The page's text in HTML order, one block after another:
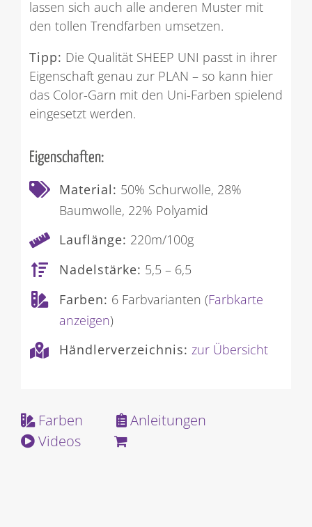
lassen sich auch alle anderen Muster mit
den tollen Trendfarben umsetzen.
Tipp: Die Qualität SHEEP UNI passt in ihrer
Eigenschaft genau zur PLAN – so kann hier
das Color-Garn mit den Uni-Farben spielend
eingesetzt werden.
Eigenschaften:
Material: 50% Schurwolle, 28%
Baumwolle, 22% Polyamid
Lauflänge: 220m/100g
Nadelstärke: 5,5 – 6,5
Farben: 6 Farbvarianten (Farbkarte
anzeigen)
Händlerverzeichnis: zur Übersicht
Farben
Anleitungen
Videos